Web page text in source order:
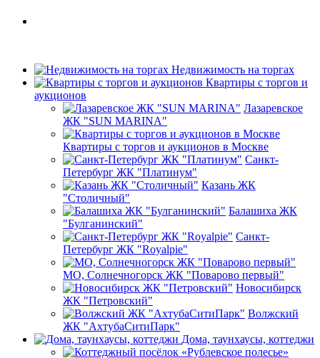
Недвижимость на торгах
Квартиры с торгов и
аукционов
Лазаревское
ЖК "SUN MARINA"
Квартиры с торгов и аукционов в Москве
Санкт-
Петербург ЖК "Платинум"
Казань ЖК
"Столичный"
Балашиха ЖК
"Булганинский"
Санкт-
Петербург ЖК "Royalpie"
МО, Солнечногорск ЖК "Поварово первый"
Новосибирск
ЖК "Петровский"
Волжский
ЖК "АхтубаСитиПарк"
Дома, таунхаусы, коттеджи